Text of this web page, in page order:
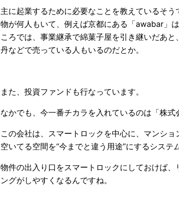
主に起業するために必要なことを教えているそ
物が何人もいて、例えば京都にある「awabar」
ころでは、事業継承で綿菓子屋を引き継いだあ
丹などで売っている人もいるのだとか。
また、投資ファンドも行なっています。
なかでも、今一番チカラを入れているのは「株式
この会社は、スマートロックを中心に、マンシ
空いてる空間を“今までと違う用途”にするシステ
物件の出入り口をスマートロックにしておけば
ングがしやすくなるんですね。